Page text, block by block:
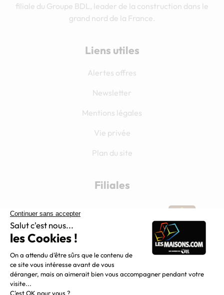
filiale du Groupe BDL, leader de la construction dans le
grand nord de la France.
Liens utiles
Alertes offres
Newsletter
Mentions légales
Vie privée
Plan du site
Filiales
Chargement...
Nous suivre